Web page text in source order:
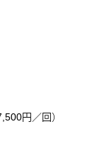
円／回）